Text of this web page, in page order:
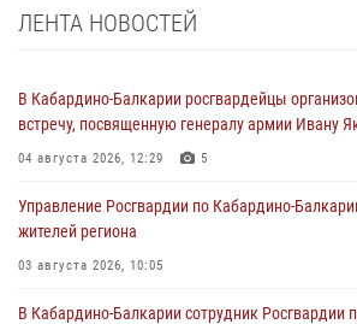
ЛЕНТА НОВОСТЕЙ
В Кабардино-Балкарии росгвардейцы
встречу, посвященную генералу армии Ивану
04 августа 2026, 12:29 5
Управление Росгвардии по Кабардино-
жителей региона
03 августа 2026, 10:05
В Кабардино‑Балкарии сотрудник Росгвардии